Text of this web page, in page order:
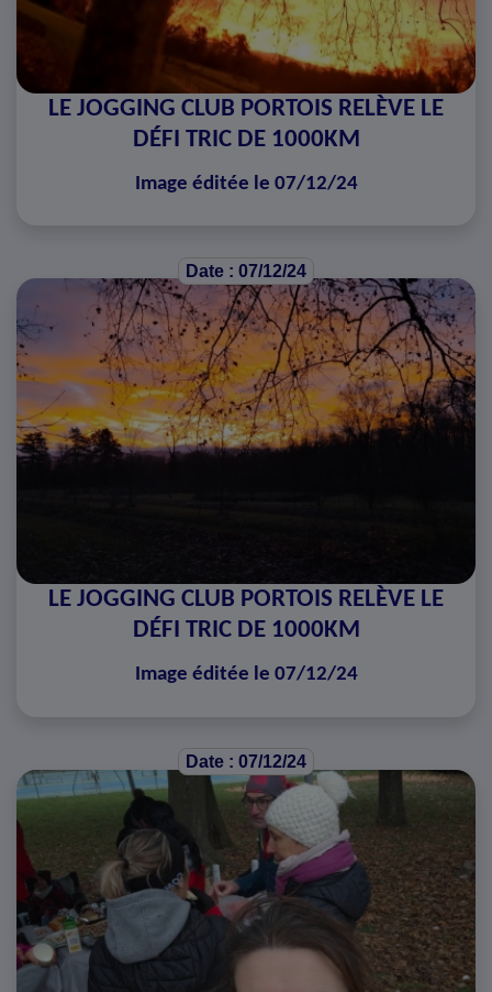
LE JOGGING CLUB PORTOIS RELÈVE LE
DÉFI TRIC DE 1000KM
Image éditée le 07/12/24
Date : 07/12/24
LE JOGGING CLUB PORTOIS RELÈVE LE
DÉFI TRIC DE 1000KM
Image éditée le 07/12/24
Date : 07/12/24